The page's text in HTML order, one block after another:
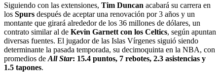
Siguiendo con las extensiones, Tim Duncan acabará su carrera en
los Spurs después de aceptar una renovación por 3 años y un
montante que girará alrededor de los 36 millones de dólares, un
contrato similar al de Kevin Garnett con los Celtics, según apuntan
diversas fuentes. El jugador de las Islas Vírgenes siguió siendo
determinante la pasada temporada, su decimoquinta en la NBA, con
promedios de All Star: 15.4 puntos, 7 rebotes, 2.3 asistencias y
1.5 tapones.